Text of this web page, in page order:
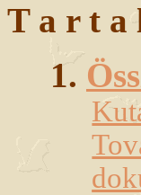
T a r t a
1.